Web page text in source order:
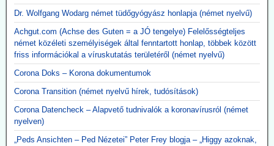
Dr. Wolfgang Wodarg német tüdőgyógyász honlapja (német nyelvű)
Achgut.com (Achse des Guten = a JÓ tengelye) Felelősségteljes
német közéleti személyiségek által fenntartott honlap, többek között
friss információkal a víruskutatás területéről (német nyelvű)
Corona Doks – Korona dokumentumok
Corona Transition (német nyelvű hírek, tudósítások)
Corona Datencheck – Alapvető tudnivalók a koronavírusról (német
nyelven)
„Peds Ansichten – Ped Nézetei” Peter Frey blogja – „Higgy azoknak,